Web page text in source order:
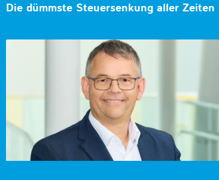
Die dümmste Steuersenkung aller Zeiten